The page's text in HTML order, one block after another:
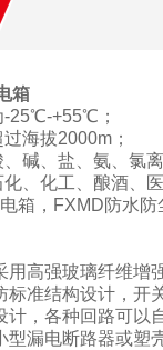
箱
-25℃-+55℃ ；
过海拔2000m；
碱、盐、氨、氯
、化工、酿酒、
箱， FXMD防水
用高强玻璃纤维增
标准结构设计，开
计，各种回路可以
型漏电断路器或塑